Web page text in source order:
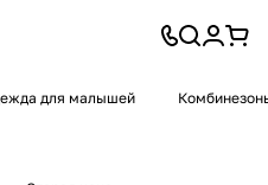
для малышей